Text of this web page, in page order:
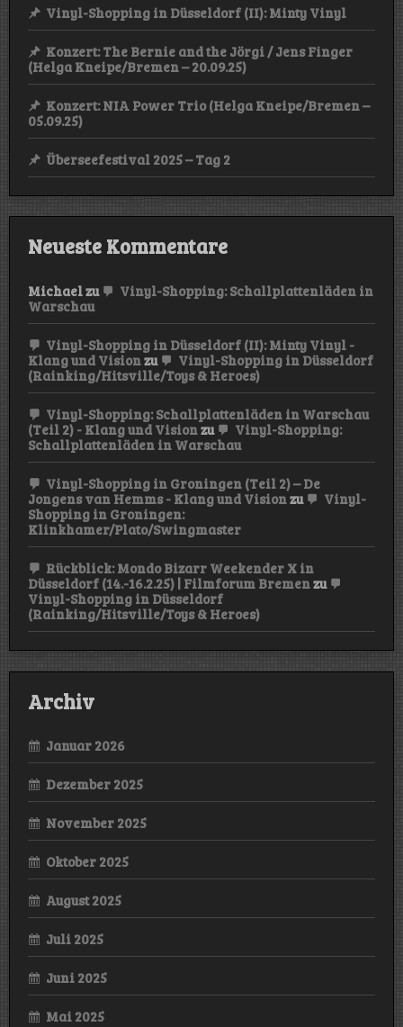
Vinyl-Shopping in Düsseldorf (II): Minty Vinyl
Konzert: The Bernie and the Jörgi / Jens Finger
(Helga Kneipe/Bremen – 20.09.25)
Konzert: NIA Power Trio (Helga Kneipe/Bremen –
05.09.25)
Überseefestival 2025 – Tag 2
Neueste Kommentare
Michaelzu
Vinyl-Shopping: Schallplattenläden in
Warschau
Vinyl-Shopping in Düsseldorf (II): Minty Vinyl -
Klang und Visionzu
Vinyl-Shopping in Düsseldorf
(Rainking/Hitsville/Toys & Heroes)
Vinyl-Shopping: Schallplattenläden in Warschau
(Teil 2) - Klang und Visionzu
Vinyl-Shopping:
Schallplattenläden in Warschau
Vinyl-Shopping in Groningen (Teil 2) – De
Jongens van Hemms - Klang und Visionzu
Vinyl-
Shopping in Groningen:
Klinkhamer/Plato/Swingmaster
Rückblick: Mondo Bizarr Weekender X in
Düsseldorf (14.-16.2.25) | Filmforum Bremenzu
Vinyl-Shopping in Düsseldorf
(Rainking/Hitsville/Toys & Heroes)
Archiv
Januar 2026
Dezember 2025
November 2025
Oktober 2025
August 2025
Juli 2025
Juni 2025
Mai 2025